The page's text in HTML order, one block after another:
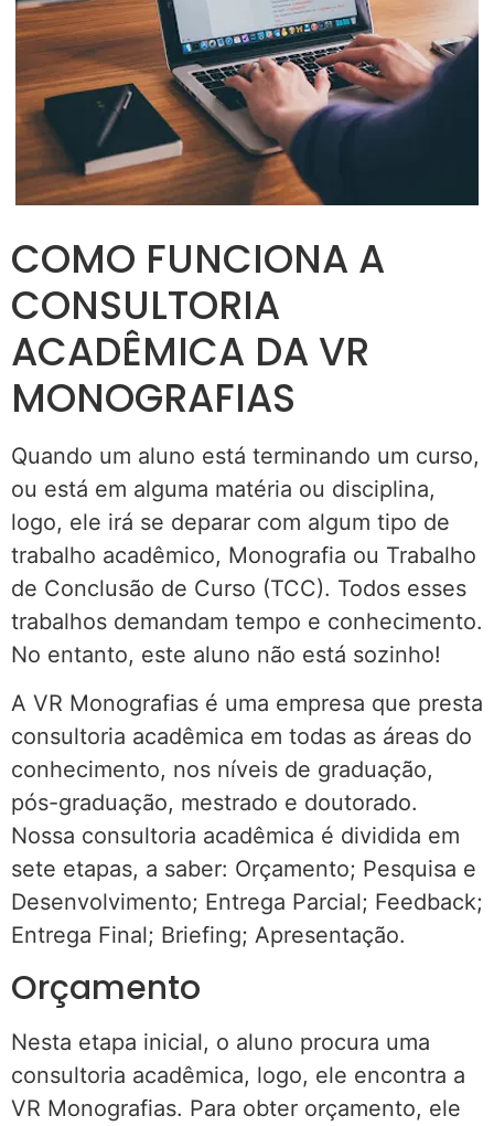
COMO FUNCIONA A
CONSULTORIA
ACADÊMICA DA VR
MONOGRAFIAS
Quando um aluno está terminando um curso,
ou está em alguma matéria ou disciplina,
logo, ele irá se deparar com algum tipo de
trabalho acadêmico, Monografia ou Trabalho
de Conclusão de Curso (TCC). Todos esses
trabalhos demandam tempo e conhecimento.
No entanto, este aluno não está sozinho!
A VR Monografias é uma empresa que presta
consultoria acadêmica em todas as áreas do
conhecimento, nos níveis de graduação,
pós-graduação, mestrado e doutorado.
Nossa consultoria acadêmica é dividida em
sete etapas, a saber: Orçamento; Pesquisa e
Desenvolvimento; Entrega Parcial; Feedback;
Entrega Final; Briefing; Apresentação.
Orçamento
Nesta etapa inicial, o aluno procura uma
consultoria acadêmica, logo, ele encontra a
VR Monografias. Para obter orçamento, ele